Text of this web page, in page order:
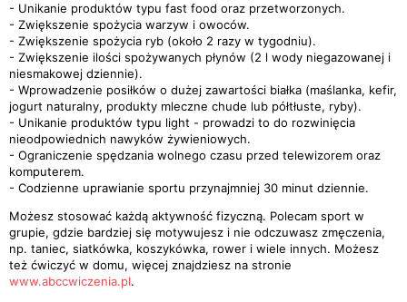
- Unikanie produktów typu fast food oraz przetworzonych.
- Zwiększenie spożycia warzyw i owoców.
- Zwiększenie spożycia ryb (około 2 razy w tygodniu).
- Zwiększenie ilości spożywanych płynów (2 l wody niegazowanej i
niesmakowej dziennie).
- Wprowadzenie posiłków o dużej zawartości białka (maślanka, kefir,
jogurt naturalny, produkty mleczne chude lub półtłuste, ryby).
- Unikanie produktów typu light - prowadzi to do rozwinięcia
nieodpowiednich nawyków żywieniowych.
- Ograniczenie spędzania wolnego czasu przed telewizorem oraz
komputerem.
- Codzienne uprawianie sportu przynajmniej 30 minut dziennie.
Możesz stosować każdą aktywność fizyczną. Polecam sport w
grupie, gdzie bardziej się motywujesz i nie odczuwasz zmęczenia,
np. taniec, siatkówka, koszykówka, rower i wiele innych. Możesz
też ćwiczyć w domu, więcej znajdziesz na stronie
www.abccwiczenia.pl.